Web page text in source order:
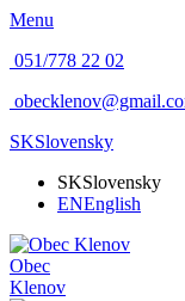
Menu
051/778 22 02
SKSlovensky
SKSlovensky
ENEnglish
Obec
Klenov